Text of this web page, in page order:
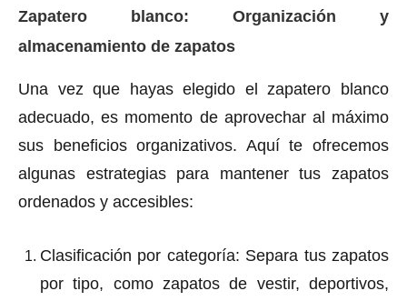
Zapatero blanco: Organización y
almacenamiento de zapatos
Una vez que hayas elegido el zapatero blanco
adecuado, es momento de aprovechar al máximo
sus beneficios organizativos. Aquí te ofrecemos
algunas estrategias para mantener tus zapatos
ordenados y accesibles:
Clasificación por categoría: Separa tus zapatos
por tipo, como zapatos de vestir, deportivos,